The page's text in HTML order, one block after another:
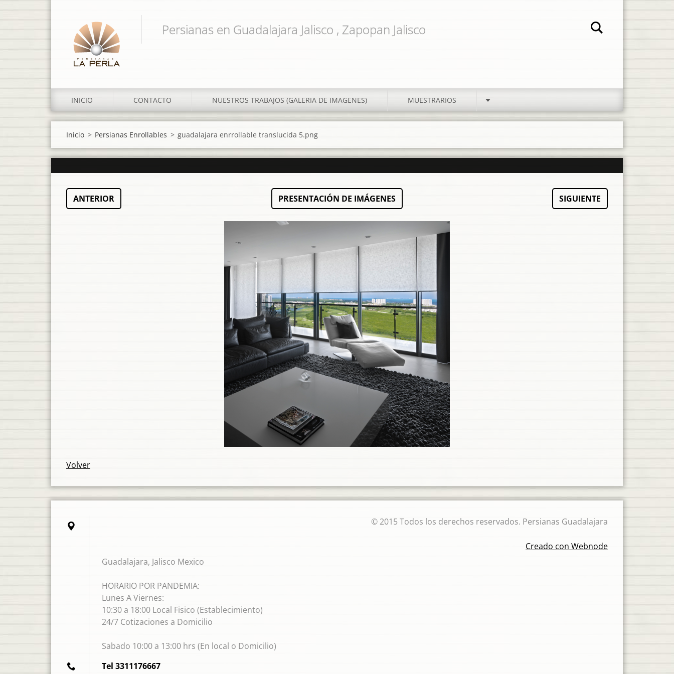
Persianas en Guadalajara Jalisco , Zapopan Jalisco
INICIO CONTACTO NUESTROS TRABAJOS (GALERIA DE IMAGENES) MUESTRARIOS
Inicio > Persianas Enrollables > guadalajara enrrollable translucida 5.png
ANTERIOR PRESENTACIÓN DE IMÁGENES SIGUIENTE
Volver
Guadalajara, Jalisco Mexico
HORARIO POR PANDEMIA:
Lunes A Viernes:
10:30 a 18:00 Local Fisico (Establecimiento)
24/7 Cotizaciones a Domicilio
Sabado 10:00 a 13:00 hrs (En local o Domicilio)
Tel 3311176667
© 2015 Todos los derechos reservados. Persianas Guadalajara
Creado con Webnode